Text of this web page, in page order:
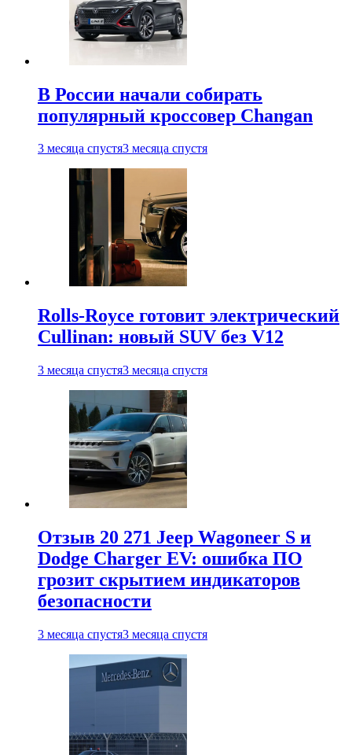
В России начали собирать
популярный кроссовер Changan
3 месяца спустя3 месяца спустя
Rolls-Royce готовит электрический
Cullinan: новый SUV без V12
3 месяца спустя3 месяца спустя
Отзыв 20 271 Jeep Wagoneer S и
Dodge Charger EV: ошибка ПО
грозит скрытием индикаторов
безопасности
3 месяца спустя3 месяца спустя